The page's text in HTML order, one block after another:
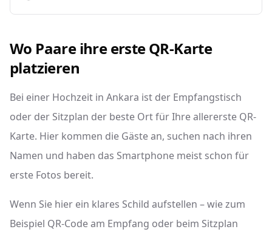
Wo Paare ihre erste QR-Karte
platzieren
Bei einer Hochzeit in Ankara ist der Empfangstisch
oder der Sitzplan der beste Ort für Ihre allererste QR-
Karte. Hier kommen die Gäste an, suchen nach ihren
Namen und haben das Smartphone meist schon für
erste Fotos bereit.
Wenn Sie hier ein klares Schild aufstellen – wie zum
Beispiel QR-Code am Empfang oder beim Sitzplan